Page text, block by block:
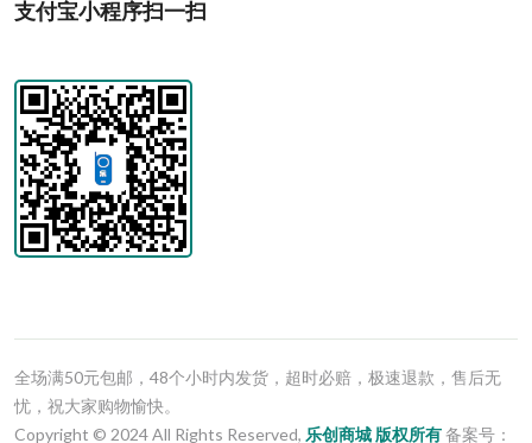
支付宝小程序扫一扫
全场满50元包邮，48个小时内发货，超时必赔，极速退款，售后无
忧，祝大家购物愉快。
Copyright © 2024 All Rights Reserved, 乐创商城 版权所有备案号：